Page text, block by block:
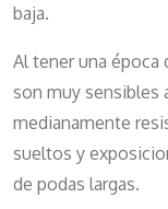
baja.
Al tener una época
son muy sensibles
medianamente
sueltos y
de podas largas.